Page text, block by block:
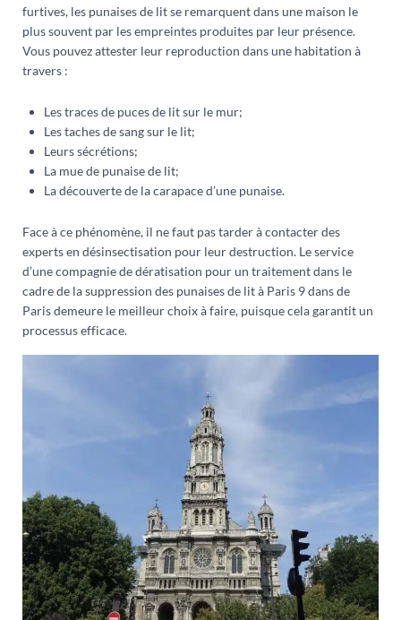
furtives, les punaises de lit se remarquent dans une maison le
plus souvent par les empreintes produites par leur présence.
Vous pouvez attester leur reproduction dans une habitation à
travers :
Les traces de puces de lit sur le mur;
Les taches de sang sur le lit;
Leurs sécrétions;
La mue de punaise de lit;
La découverte de la carapace d’une punaise.
Face à ce phénomène, il ne faut pas tarder à contacter des
experts en désinsectisation pour leur destruction. Le service
d’une compagnie de dératisation pour un traitement dans le
cadre de la suppression des punaises de lit à Paris 9 dans de
Paris demeure le meilleur choix à faire, puisque cela garantit un
processus efficace.